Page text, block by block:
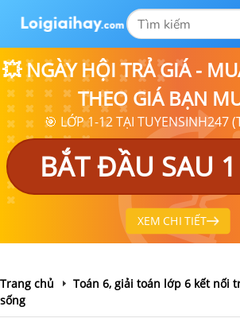
💥 NGÀY HỘI TRẢ GIÁ -
THEO GIÁ BẠN
🎯 LỚP 1-12 TẠI TUYENSINH247
BẮT ĐẦU SAU
XEM CHI TIẾT
Trang chủ
Toán 6, giải toán lớp 6 kết nối
sống